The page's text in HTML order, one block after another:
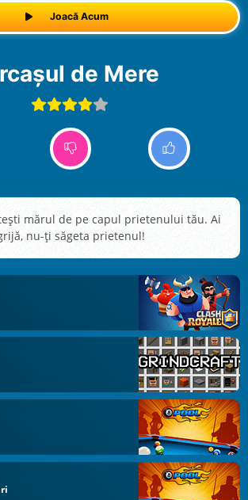
Joacă Acum
Arcașul de Mere
mărul de pe capul prietenului tău. Ai
nu-ți săgeta prietenul!